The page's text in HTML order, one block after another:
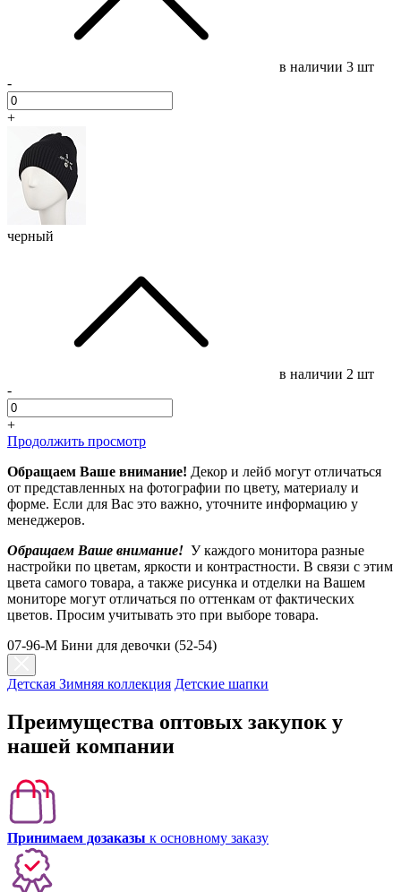
в наличии 3 шт
-
+
черный
в наличии 2 шт
-
+
Продолжить просмотр
Обращаем Ваше внимание! Декор и лейб могут отличаться
от представленных на фотографии по цвету, материалу и
форме. Если для Вас это важно, уточните информацию у
менеджеров.
Обращаем Ваше внимание! У каждого монитора разные
настройки по цветам, яркости и контрастности. В связи с этим
цвета самого товара, а также рисунка и отделки на Вашем
мониторе могут отличаться по оттенкам от фактических
цветов. Просим учитывать это при выборе товара.
07-96-M Бини для девочки (52-54)
Детская Зимняя коллекция Детские шапки
Преимущества оптовых закупок у
нашей компании
Принимаем дозаказы к основному заказу